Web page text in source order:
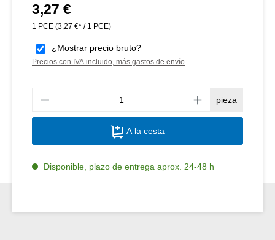
Precio normal:
3,27 €
1 PCE (3,27 €* / 1 PCE)
¿Mostrar precio bruto?
Precios con IVA incluido, más gastos de envío
pieza
A la cesta
Disponible, plazo de entrega aprox. 24-48 h